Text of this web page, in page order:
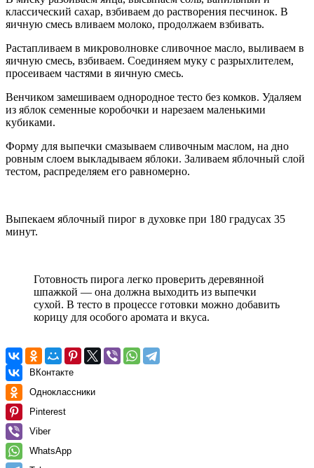
классический сахар, взбиваем до растворения песчинок. В
яичную смесь вливаем молоко, продолжаем взбивать.
Растапливаем в микроволновке сливочное масло, выливаем в
яичную смесь, взбиваем. Соединяем муку с разрыхлителем,
просеиваем частями в яичную смесь.
Венчиком замешиваем однородное тесто без комков. Удаляем
из яблок семенные коробочки и нарезаем маленькими
кубиками.
Форму для выпечки смазываем сливочным маслом, на дно
ровным слоем выкладываем яблоки. Заливаем яблочный слой
тестом, распределяем его равномерно.
Выпекаем яблочный пирог в духовке при 180 градусах 35
минут.
Готовность пирога легко проверить деревянной
шпажкой — она должна выходить из выпечки
сухой. В тесто в процессе готовки можно добавить
корицу для особого аромата и вкуса.
ВКонтакте
Одноклассники
Pinterest
Viber
WhatsApp